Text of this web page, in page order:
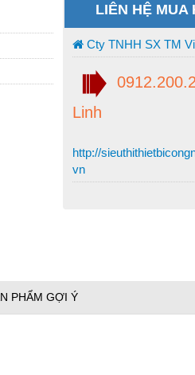
LIÊN HỆ MUA
Cty TNHH SX TM
Linh
http://
vn
PHẨM GỢI Ý